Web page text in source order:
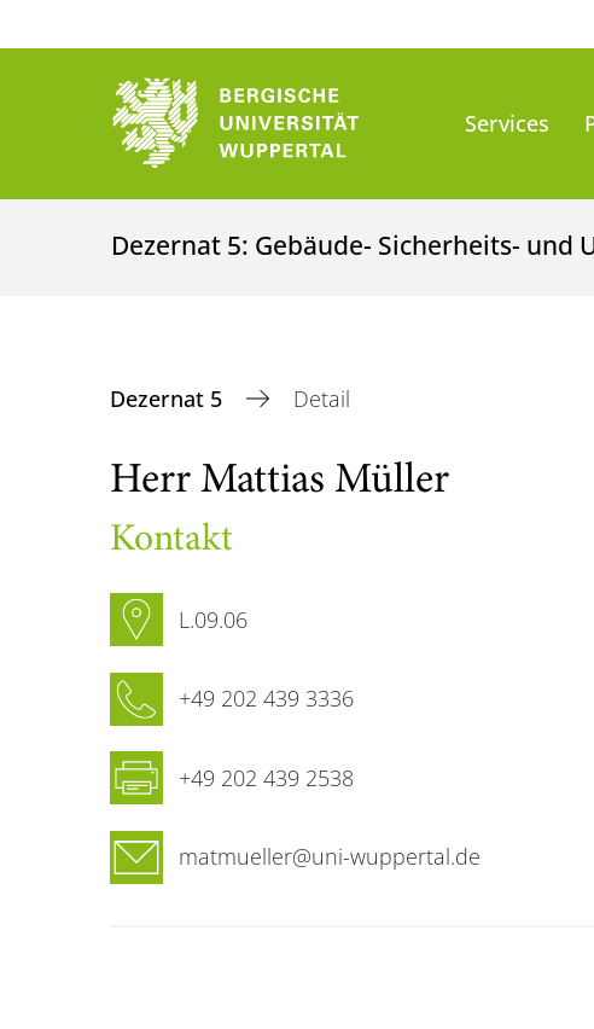
Services
Dezernat 5: Gebäude- Sicherheits- und
Dezernat 5 Detail
Herr Mattias Müller
Kontakt
L.09.06
+49 202 439 3336
+49 202 439 2538
matmueller@uni-wuppertal.de